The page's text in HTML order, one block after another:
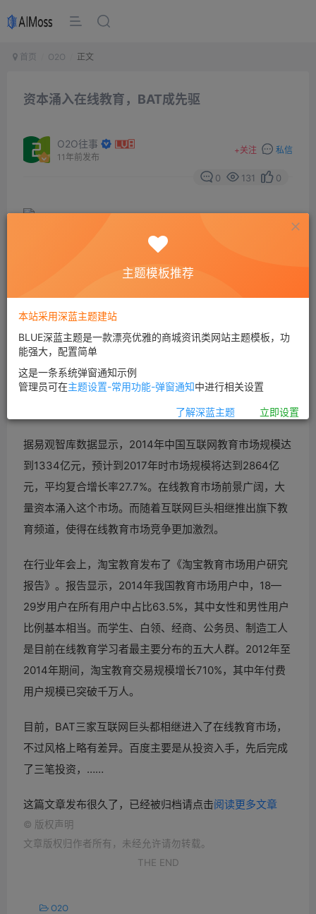
首页 O2O 正文
资本涌入在线教育，BAT成先驱
O2O往事
11年前发布
+关注 私信
0 131 0
日前，淘宝教育总监房卉林对南方日报记者透露，要打造
生态平台，在未来一年时间里基于淘宝大数据帮助1万家传
统线下教育机构向线上转型。
而最近，腾讯精品课也联手贵学教育，推出免费四六级英
语在线辅导课程。一个专注做生态平台，一个从优质产品
入手，BAT正在以不同形式加码布局“互联网+教育”。
据易观智库数据显示，2014年中国互联网教育市场规模达
到1334亿元，预计到2017年时市场规模将达到2864亿
元，平均复合增长率27.7%。在线教育市场前景广阔，大
量资本涌入这个市场。而随着互联网巨头相继推出旗下教
育频道，使得在线教育市场竞争更加激烈。
在行业年会上，淘宝教育发布了《淘宝教育市场用户研究
报告》。报告显示，2014年我国教育市场用户中，18—
29岁用户在所有用户中占比63.5%，其中女性和男性用户
比例基本相当。而学生、白领、经商、公务员、制造工人
是目前在线教育学习者最主要分布的五大人群。2012年至
2014年期间，淘宝教育交易规模增长710%，其中年付费
用户规模已突破千万人。
目前，BAT三家互联网巨头都相继进入了在线教育市场，
不过风格上略有差异。百度主要是从投资入手，先后完成
了三笔投资，……
这篇文章发布很久了，已经被归档请点击阅读更多文章
© 版权声明
文章版权归作者所有，未经允许请勿转载。
THE END
O2O
主题模板推荐
本站采用深蓝主题建站
BLUE深蓝主题是一款漂亮优雅的商城资讯类网站主题模板，功
能强大，配置简单
这是一条系统弹窗通知示例
管理员可在主题设置-常用功能-弹窗通知中进行相关设置
了解深蓝主题 立即设置